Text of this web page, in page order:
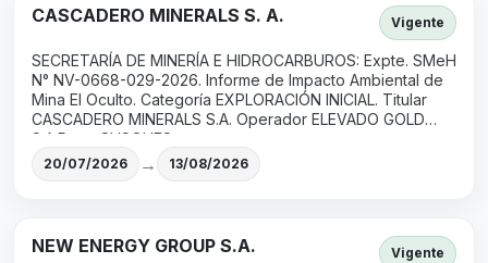
CASCADERO MINERALS S. A. Vigente
SECRETARÍA DE MINERÍA E HIDROCARBUROS: Expte. SMeH
N° NV-0668-029-2026. Informe de Impacto Ambiental de
Mina El Oculto. Categoría EXPLORACIÓN INICIAL. Titular
CASCADERO MINERALS S.A. Operador ELEVADO GOLD
S.A.Dpto. SUSQUES.
20/07/2026 → 13/08/2026
NEW ENERGY GROUP S.A. Vigente